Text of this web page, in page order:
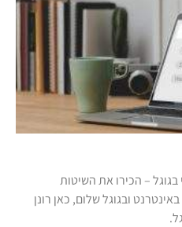
– הכירו את השיטות
ובגוגל שלום, כאן רונן